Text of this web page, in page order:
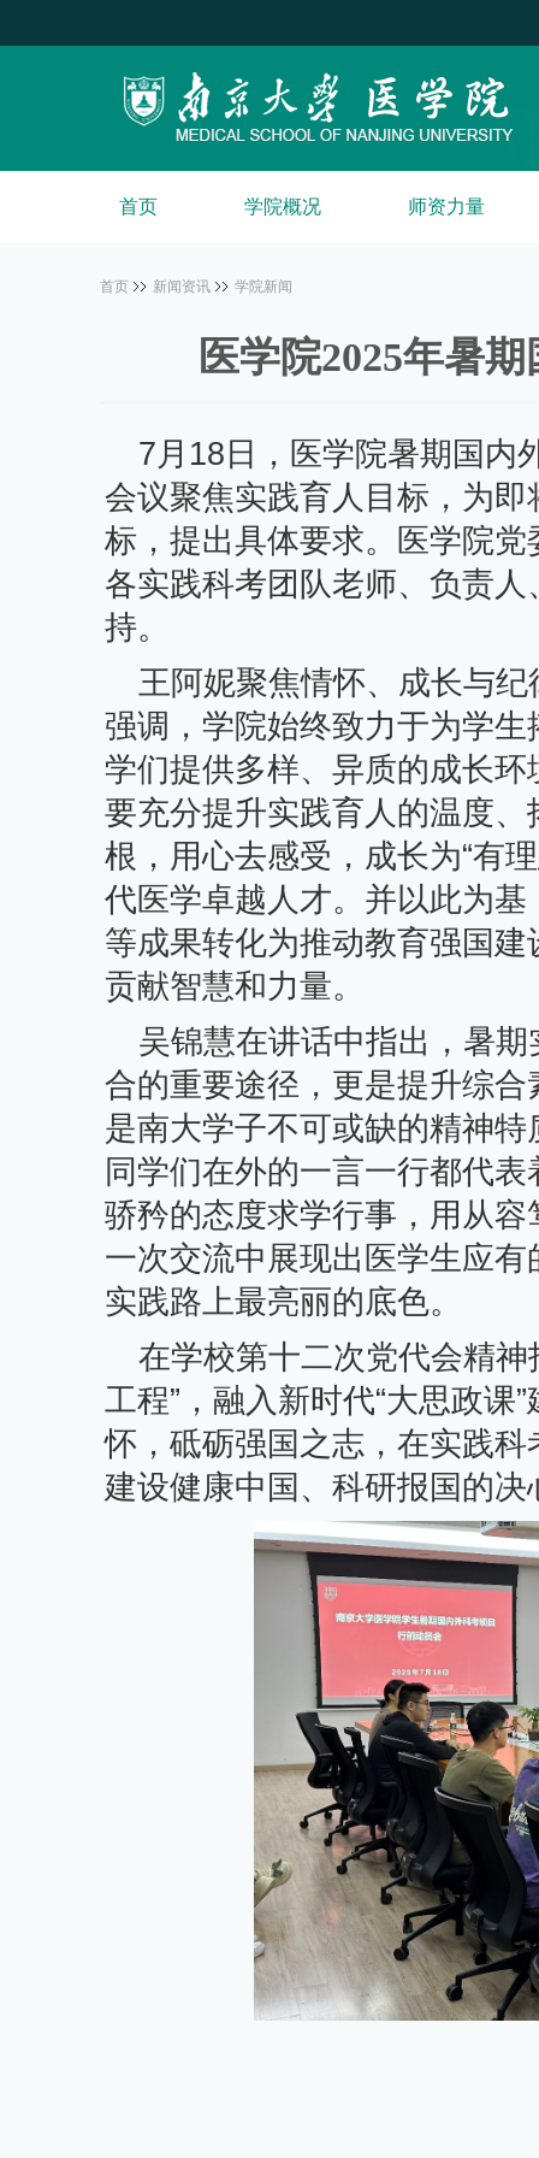
首页 学院概况 师资力量
首页 新闻资讯 学院新闻
医学院2025年暑
7月18日，医学院暑期国内
会议聚焦实践育人目标，为
标，提出具体要求。医学院
各实践科考团队老师、负责
持。
王阿妮聚焦情怀、成长与
强调，学院始终致力于为学
学们提供多样、异质的成长
要充分提升实践育人的温度
根，用心去感受，成长为“有
代医学卓越人才。并以此为
等成果转化为推动教育强国
贡献智慧和力量。
吴锦慧在讲话中指出，暑
合的重要途径，更是提升综
是南大学子不可或缺的精神
同学们在外的一言一行都代
骄矜的态度求学行事，用从
一次交流中展现出医学生应
实践路上最亮丽的底色。
在学校第十二次党代会精
工程”，融入新时代“大思政课
怀，砥砺强国之志，在实践
建设健康中国、科研报国的决